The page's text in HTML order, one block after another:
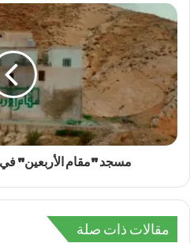
مسجد "مقام الأربعين"
مقالات ذات صلة